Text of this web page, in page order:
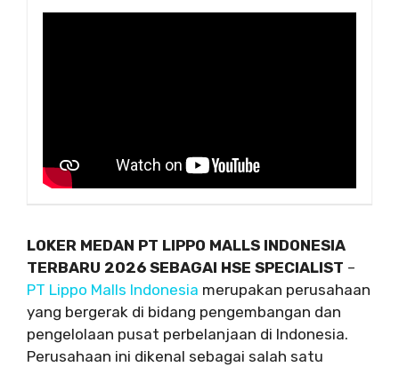
LOKER MEDAN PT LIPPO MALLS INDONESIA
TERBARU 2026 SEBAGAI HSE SPECIALIST –
PT Lippo Malls Indonesia merupakan perusahaan
yang bergerak di bidang pengembangan dan
pengelolaan pusat perbelanjaan di Indonesia.
Perusahaan ini dikenal sebagai salah satu